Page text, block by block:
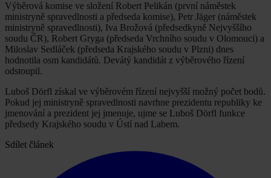
Výběrová komise ve složení Robert Pelikán (první náměstek
ministryně spravedlnosti a předseda komise), Petr Jäger (náměstek
ministryně spravedlnosti), Iva Brožová (předsedkyně Nejvyššího
soudu ČR), Robert Gryga (předseda Vrchního soudu v Olomouci) a
Miloslav Sedláček (předseda Krajského soudu v Plzni) dnes
hodnotila osm kandidátů. Devátý kandidát z výběrového řízení
odstoupil.
Luboš Dörfl získal ve výběrovém řízení nejvyšší možný počet bodů.
Pokud jej ministryně spravedlnosti navrhne prezidentu republiky ke
jmenování a prezident jej jmenuje, ujme se Luboš Dörfl funkce
předsedy Krajského soudu v Ústí nad Labem.
Sdílet článek